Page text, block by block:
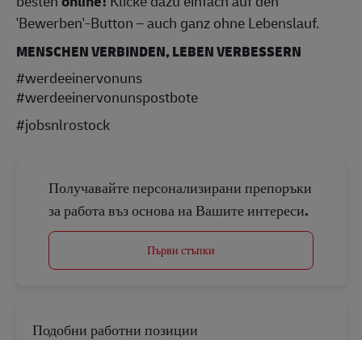
'Bewerben'-Button – auch ganz ohne Lebenslauf.
MENSCHEN VERBINDEN, LEBEN VERBESSERN
#werdeeinervonuns
#werdeeinervonunspostbote
#jobsnlrostock
Получавайте персонализирани препоръки
за работа въз основа на Вашите интереси.
Първи стъпки
Подобни работни позиции